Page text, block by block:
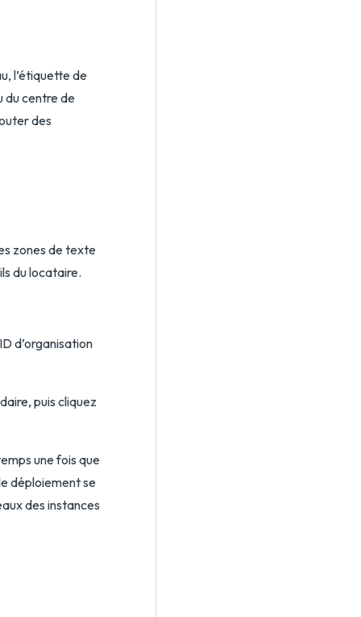
l’étiquette de
du centre de
des
zones de texte
du locataire.
d’organisation
puis cliquez
une fois que
déploiement se
des instances